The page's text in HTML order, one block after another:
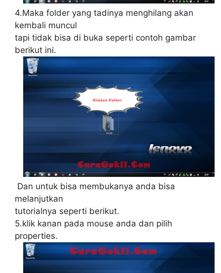
4.Maka folder yang tadinya menghilang akan
kembali muncul
tapi tidak bisa di buka seperti contoh gambar
berikut ini.
Dan untuk bisa membukanya anda bisa
melanjutkan
tutorialnya seperti berikut.
5.klik kanan pada mouse anda dan pilih
properties.